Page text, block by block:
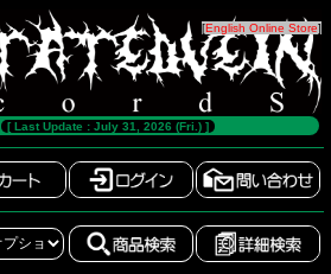
[English Online Store]
[ Last Update : July 31, 2026 (Fri.) ]